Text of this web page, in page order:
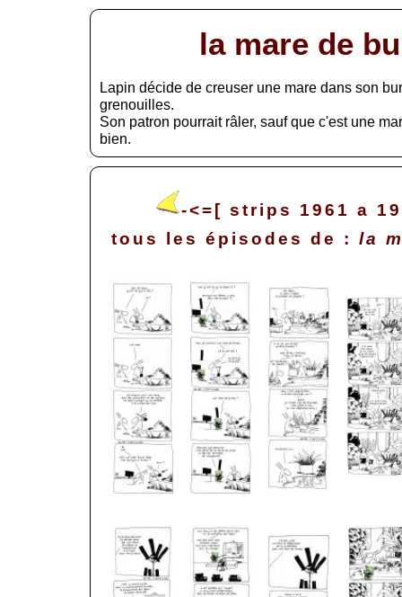
la mare de
Lapin décide de creuser une mare dans son
grenouilles.
Son patron pourrait râler, sauf que c'est une
bien.
-<=[ strips 1961 a
tous les épisodes de : la